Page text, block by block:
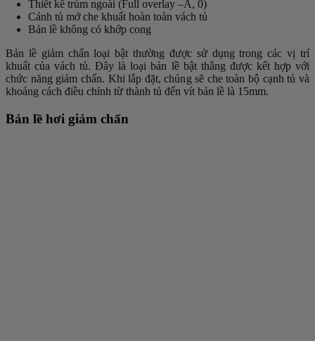
Thiết kế trùm ngoài (Full overlay –A, 0)
Cánh tủ mở che khuất hoàn toàn vách tủ
Bản lề không có khớp cong
Bản lề giảm chấn loại bật thường được sử dụng trong các vị trí
khuất của vách tủ. Đây là loại bản lề bật thẳng được kết hợp với
chức năng giảm chấn. Khi lắp đặt, chúng sẽ che toàn bộ cạnh tủ và
khoảng cách điều chỉnh từ thành tủ đến vít bản lề là 15mm.
Bản lề hơi giảm chấn